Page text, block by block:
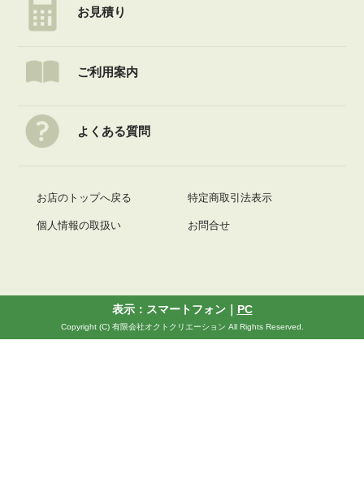
お見積り
ご利用案内
よくある質問
お店のトップへ戻る 特定商取引法表示
個人情報の取扱い お問合せ
表示：スマートフォン｜ PC
Copyright (C) 有限会社オクトクリエーション All Rights Reserved.